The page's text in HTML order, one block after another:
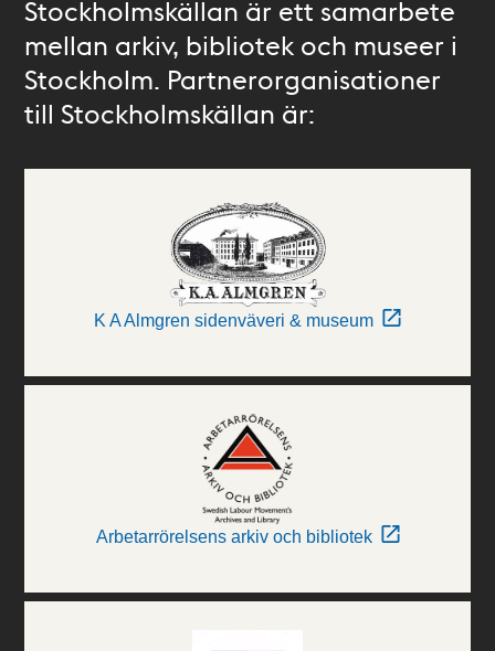
Stockholmskällan är ett samarbete
mellan arkiv, bibliotek och museer i
Stockholm. Partnerorganisationer
till Stockholmskällan är:
K A Almgren sidenväveri & museum
Arbetarrörelsens arkiv och bibliotek